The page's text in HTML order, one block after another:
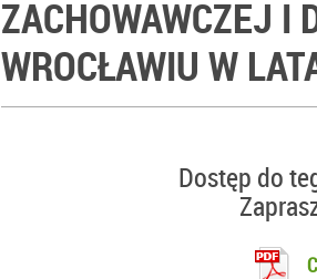
ZACHOWAWCZEJ I
WROCŁAWIU W
Dostęp do